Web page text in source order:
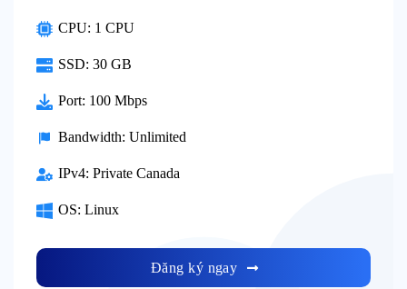
CPU: 1 CPU
SSD: 30 GB
Port: 100 Mbps
Bandwidth: Unlimited
IPv4: Private Canada
OS: Linux
Đăng ký ngay